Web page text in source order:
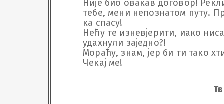
Није био овакав договор!
тебе, мени непознатом путу.
ка спасу!
Нећу те изневјерити, иако
удахнули заједно?!
Мораћу, знам, јер би ти тако
Чекај ме!